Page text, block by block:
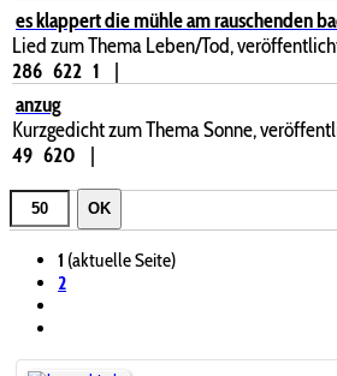
es klappert die mühle am rauschenden
Lied zum Thema Leben/Tod,
286 622 1
|
anzug
Kurzgedicht zum Thema Sonne,
49 620 |
OK
1 (aktuelle Seite)
2